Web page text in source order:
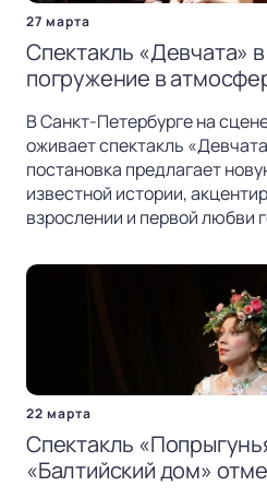
27 марта
Спектакль «Девчата»
погружение в
В Санкт-Петербурге на
оживает спектакль
постановка предлагает
известной истории,
взрослении и первой любви
22 марта
Спектакль
«Балтийский дом»